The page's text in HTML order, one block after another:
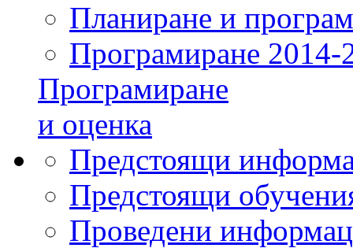
Планиране и
Програмиране 2014-
Програмиране
и оценка
Предстоящи
Предстоящи
Проведени